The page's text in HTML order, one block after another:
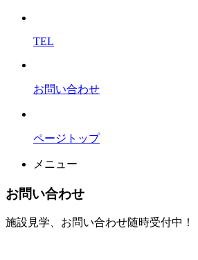
TEL
お問い合わせ
ページトップ
メニュー
お問い合わせ
施設見学、お問い合わせ随時受付中！